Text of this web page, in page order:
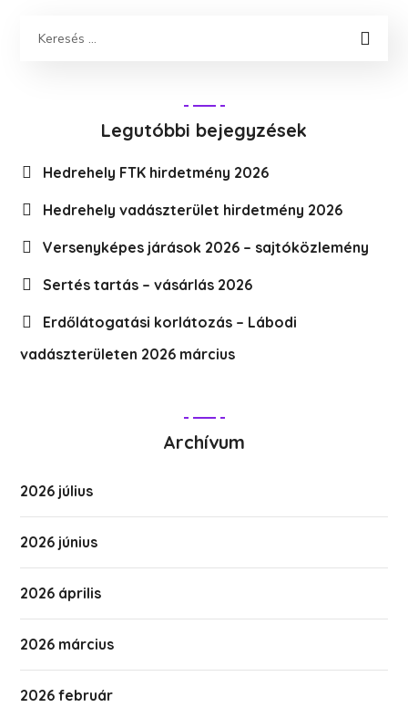
Legutóbbi bejegyzések
Hedrehely FTK hirdetmény 2026
Hedrehely vadászterület hirdetmény 2026
Versenyképes járások 2026 – sajtóközlemény
Sertés tartás – vásárlás 2026
Erdőlátogatási korlátozás – Lábodi
vadászterületen 2026 március
Archívum
2026 július
2026 június
2026 április
2026 március
2026 február